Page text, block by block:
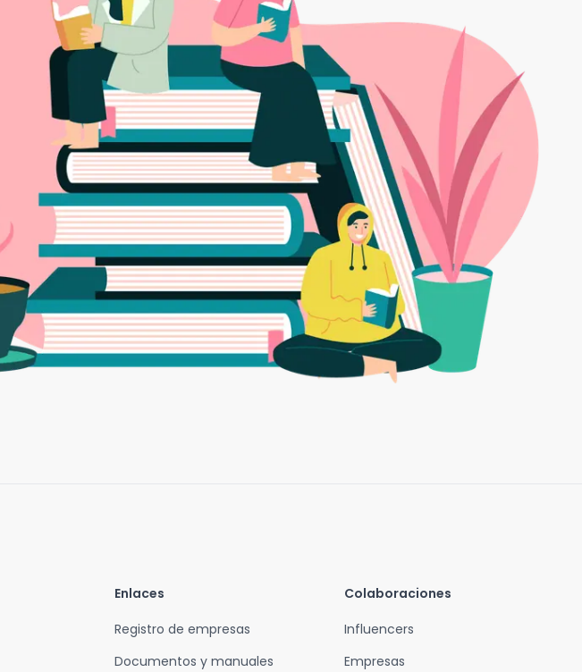
Enlaces
Registro de empresas
Documentos y manuales
Colaboraciones
Influencers
Empresas